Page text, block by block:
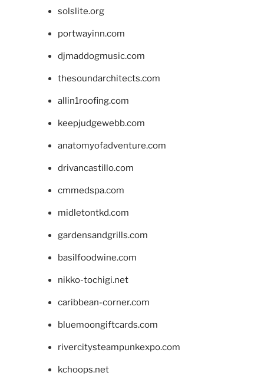
solslite.org
portwayinn.com
djmaddogmusic.com
thesoundarchitects.com
allin1roofing.com
keepjudgewebb.com
anatomyofadventure.com
drivancastillo.com
cmmedspa.com
midletontkd.com
gardensandgrills.com
basilfoodwine.com
nikko-tochigi.net
caribbean-corner.com
bluemoongiftcards.com
rivercitysteampunkexpo.com
kchoops.net